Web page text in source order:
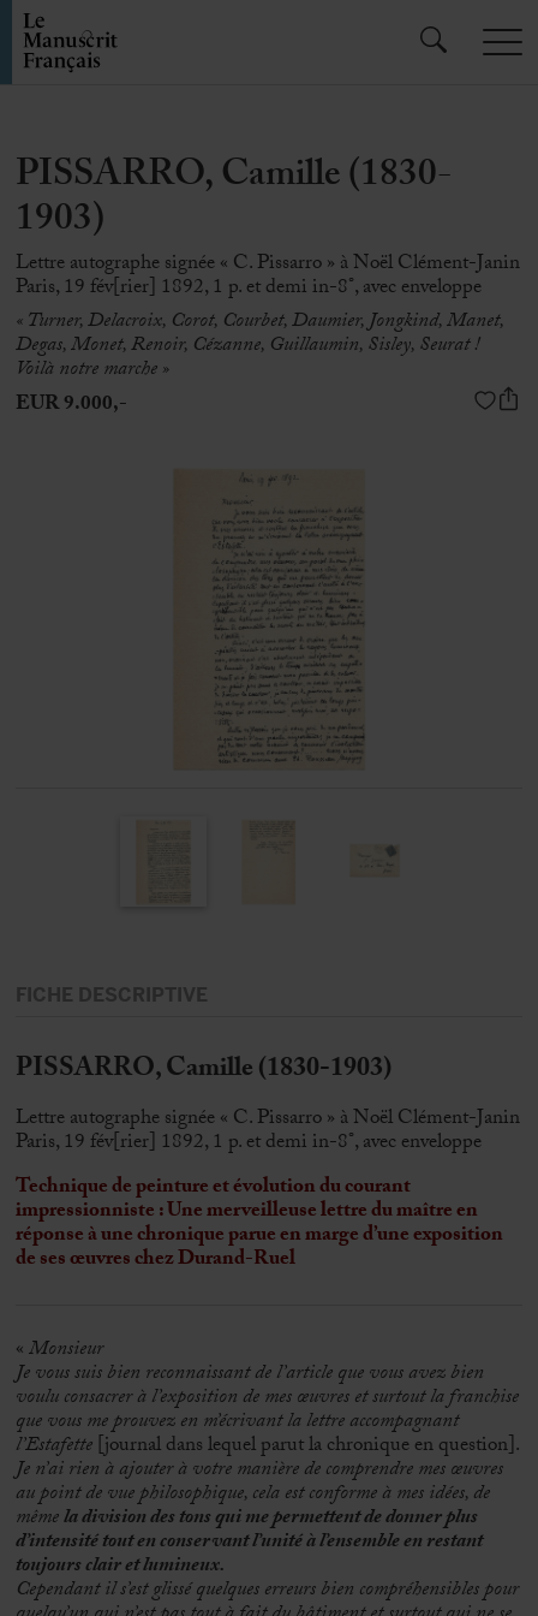
PISSARRO, Camille (1830-
1903)
Lettre autographe signée « C. Pissarro » à Noël Clément-Janin
Paris, 19 fév[rier] 1892, 1 p. et demi in-8°, avec enveloppe
« Turner, Delacroix, Corot, Courbet, Daumier, Jongkind, Manet,
Degas, Monet, Renoir, Cézanne, Guillaumin, Sisley, Seurat !
Voilà notre marche »
EUR 9.000,-
FICHE DESCRIPTIVE
PISSARRO, Camille (1830-1903)
Lettre autographe signée « C. Pissarro » à Noël Clément-Janin
Paris, 19 fév[rier] 1892, 1 p. et demi in-8°, avec enveloppe
Technique de peinture et évolution du courant
impressionniste : Une merveilleuse lettre du maître en
réponse à une chronique parue en marge d’une exposition
de ses œuvres chez Durand-Ruel
«Monsieur
Je vous suis bien reconnaissant de l’article que vous avez bien
voulu consacrer à l’exposition de mes œuvres et surtout la franchise
que vous me prouvez en m’écrivant la lettre accompagnant
l’Estafette [journal dans lequel parut la chronique en question].
Je n’ai rien à ajouter à votre manière de comprendre mes œuvres
au point de vue philosophique, cela est conforme à mes idées, de
mêmela division des tons qui me permettent de donner plus
d’intensité tout en conservant l’unité à l’ensemble en restant
toujours clair et lumineux.
Cependant il s’est glissé quelques erreurs bien compréhensibles pour